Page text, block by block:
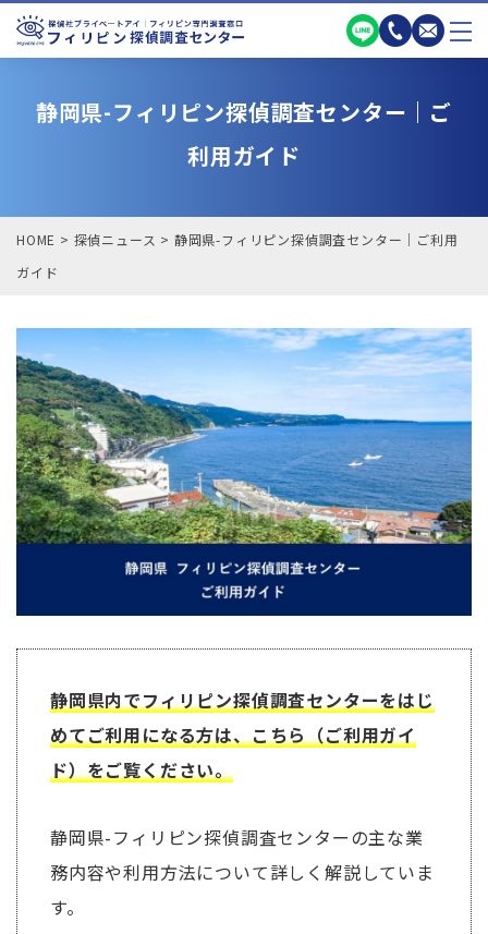
静岡県-フィリピン探偵調査センター｜ご
利用ガイド
HOME > 探偵ニュース > 静岡県-フィリピン探偵調査センター｜ご利用
ガイド
静岡県内でフィリピン探偵調査センターをはじ
めてご利用になる方は、こちら（ご利用ガイ
ド）をご覧ください。
静岡県-フィリピン探偵調査センターの主な業
務内容や利用方法について詳しく解説していま
す。